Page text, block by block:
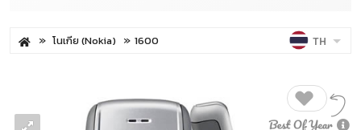
โนเกีย (Nokia) 1600 TH